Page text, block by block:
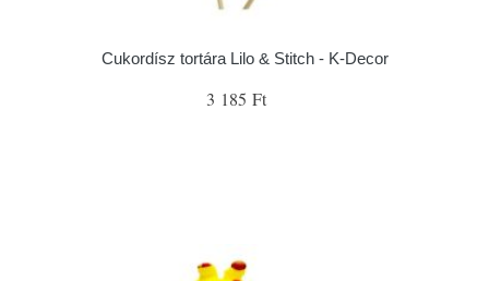
Cukordísz tortára Lilo & Stitch - K-Decor
3 185 Ft